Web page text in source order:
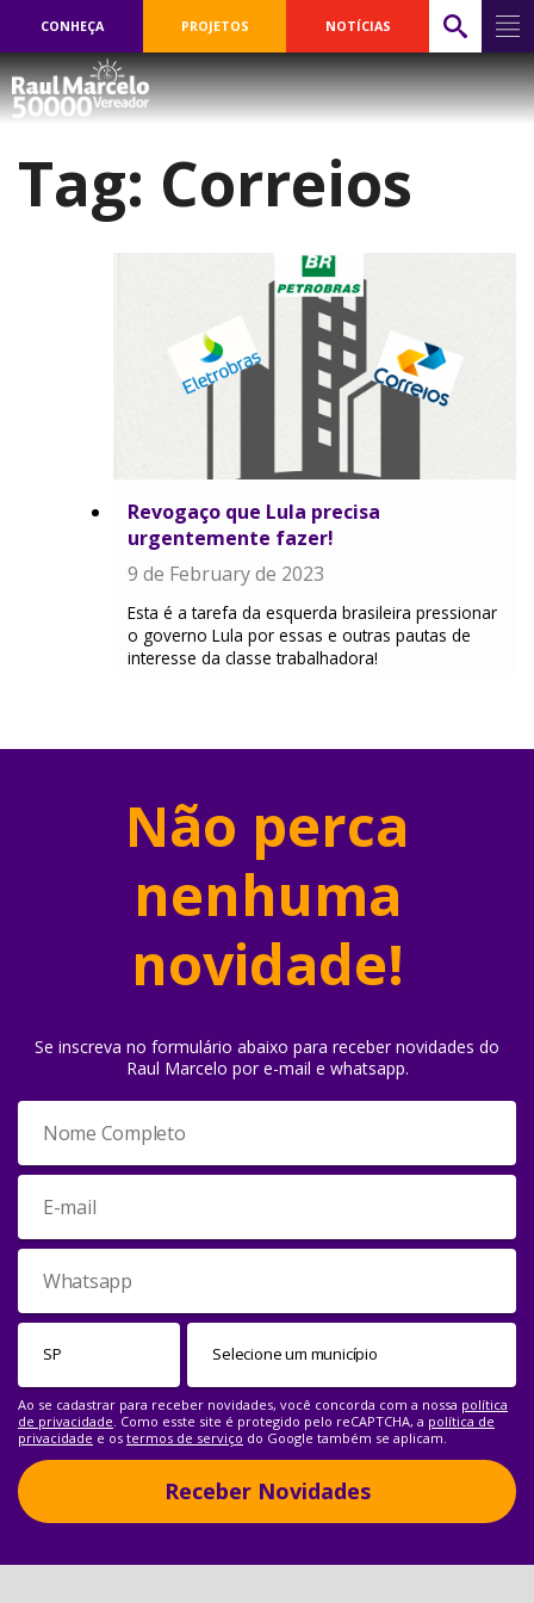
CONHEÇA PROJETOS NOTÍCIAS
Tag: Correios
Revogaço que Lula precisa
urgentemente fazer!
9 de February de 2023
Esta é a tarefa da esquerda brasileira pressionar
o governo Lula por essas e outras pautas de
interesse da classe trabalhadora!
Não perca
nenhuma
novidade!
Se inscreva no formulário abaixo para receber novidades do
Raul Marcelo por e-mail e whatsapp.
Ao se cadastrar para receber novidades, você concorda com a nossa política
de privacidade. Como esste site é protegido pelo reCAPTCHA, a política de
privacidade e os termos de serviço do Google também se aplicam.
Receber Novidades